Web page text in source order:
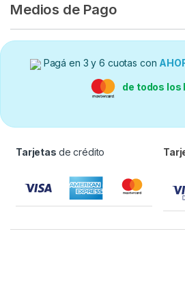
Medios de Pago
Pagá en 3 y 6 cuotas con
de todos los
Tarjetas de crédito